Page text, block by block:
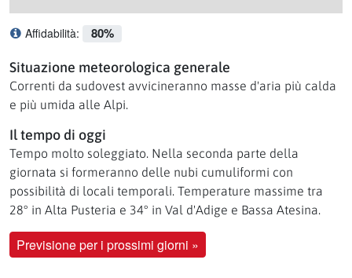
Affidabilità: 80%
Situazione meteorologica generale
Correnti da sudovest avvicineranno masse d'aria più calda
e più umida alle Alpi.
Il tempo di oggi
Tempo molto soleggiato. Nella seconda parte della
giornata si formeranno delle nubi cumuliformi con
possibilità di locali temporali. Temperature massime tra
28° in Alta Pusteria e 34° in Val d'Adige e Bassa Atesina.
Previsione per i prossimi giorni »